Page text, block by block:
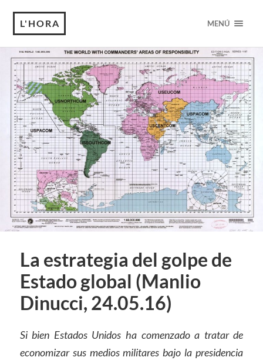
L'HORA MENÚ
La estrategia del golpe de
Estado global (Manlio
Dinucci, 24.05.16)
Si bien Estados Unidos ha comenzado a tratar de
economizar sus medios militares bajo la presidencia